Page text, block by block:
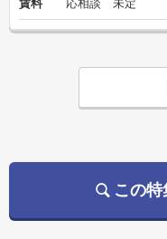
賃料 応相談 未定
この